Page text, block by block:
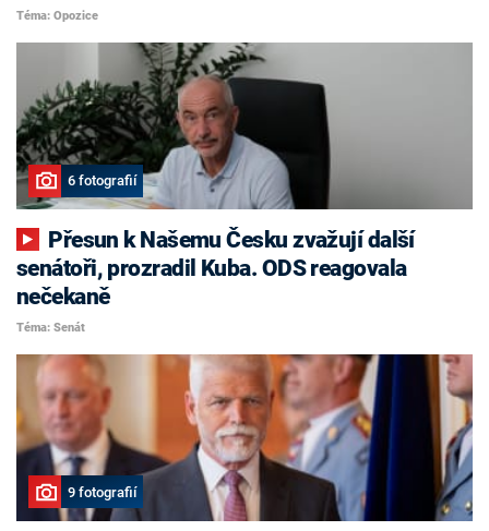
Téma: Opozice
6 fotografií
senátoři, prozradil Kuba. ODS reagovala
nečekaně
Téma: Senát
9 fotografií